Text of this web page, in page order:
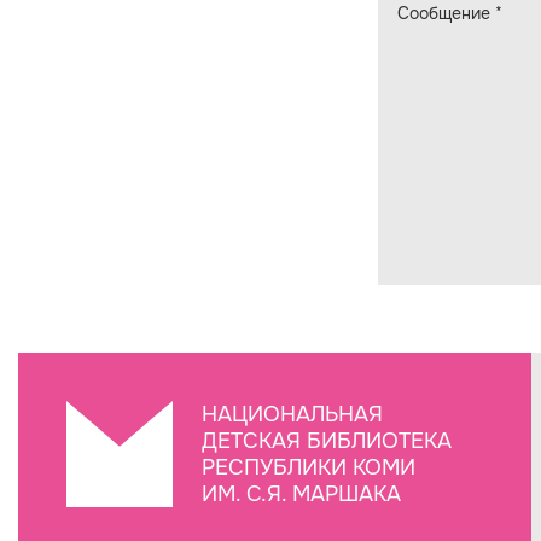
Сообщение *
НАЦИОНАЛЬНАЯ
ДЕТСКАЯ БИБЛИОТЕКА
РЕСПУБЛИКИ КОМИ
ИМ. С.Я. МАРШАКА